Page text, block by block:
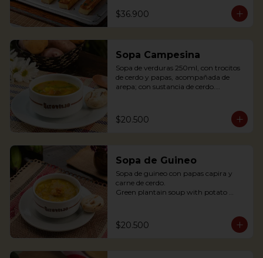
$36.900
Sopa Campesina
Sopa de verduras 250ml, con trocitos
de cerdo y papas, acompañada de
arepa; con sustancia de cerdo.
arepa; with pork substance.
$20.500
Sopa de Guineo
Sopa de guineo con papas capira y
carne de cerdo.
Green plantain soup with potato
$20.500